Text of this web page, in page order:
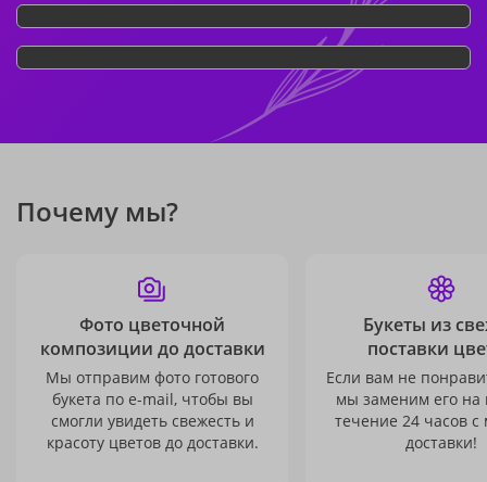
Почему мы?
Фото цветочной
композиции до доставки
Мы отправим фото готового
букета по e-mail, чтобы вы
смогли увидеть свежесть и
красоту цветов до доставки.
Букеты из
поставки
Если вам не
мы заменим его на
течение 24 часов с
доставки!